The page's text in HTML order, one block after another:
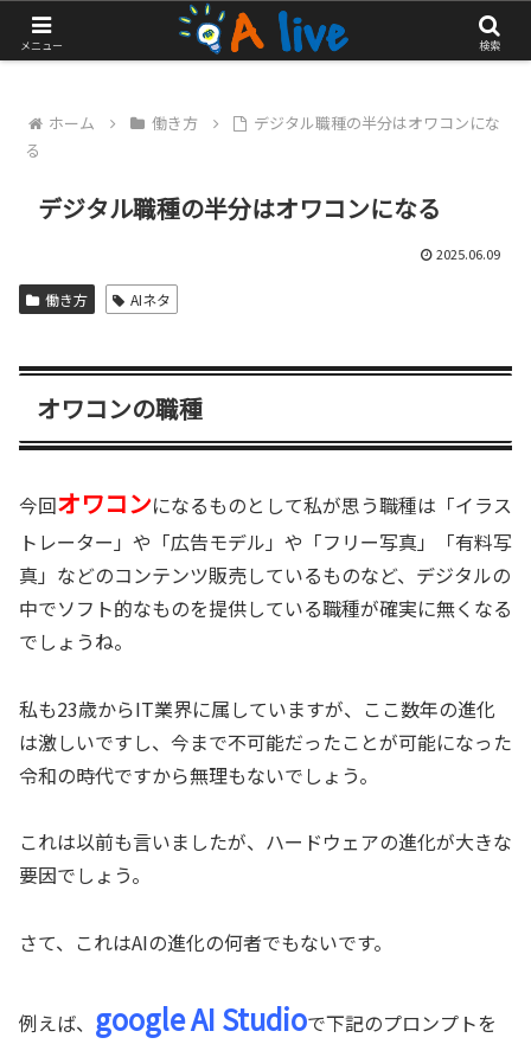
やっぱりアクティブに生きたい！
ホーム 働き方
デジタル職種の半分はオワコンにな
る
デジタル職種の半分はオワコンになる
2025.06.09
働き方 AIネタ
オワコンの職種
今回オワコンになるものとして私が思う職種は「イラス
トレーター」や「広告モデル」や「フリー写真」「有料写
真」などのコンテンツ販売しているものなど、デジタルの
中でソフト的なものを提供している職種が確実に無くなる
でしょうね。
私も23歳からIT業界に属していますが、ここ数年の進化
は激しいですし、今まで不可能だったことが可能になった
令和の時代ですから無理もないでしょう。
これは以前も言いましたが、ハードウェアの進化が大きな
要因でしょう。
さて、これはAIの進化の何者でもないです。
例えば、 google AI Studioで下記のプロンプトを
メニュー 検索